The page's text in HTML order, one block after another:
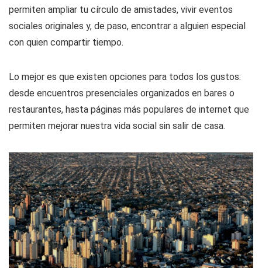
permiten ampliar tu círculo de amistades, vivir eventos
sociales originales y, de paso, encontrar a alguien especial
con quien compartir tiempo.
Lo mejor es que existen opciones para todos los gustos:
desde encuentros presenciales organizados en bares o
restaurantes, hasta páginas más populares de internet que
permiten mejorar nuestra vida social sin salir de casa.